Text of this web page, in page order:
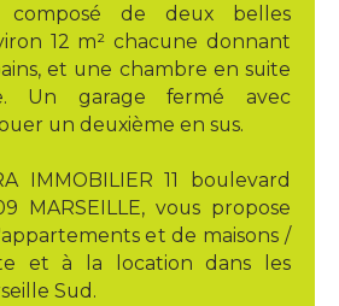
de deux belles
12 m² chacune donnant
et une chambre en suite
Un garage fermé avec
un deuxième en sus.
IMMOBILIER 11 boulevard
MARSEILLE, vous propose
et de maisons /
et à la location dans les
Sud.